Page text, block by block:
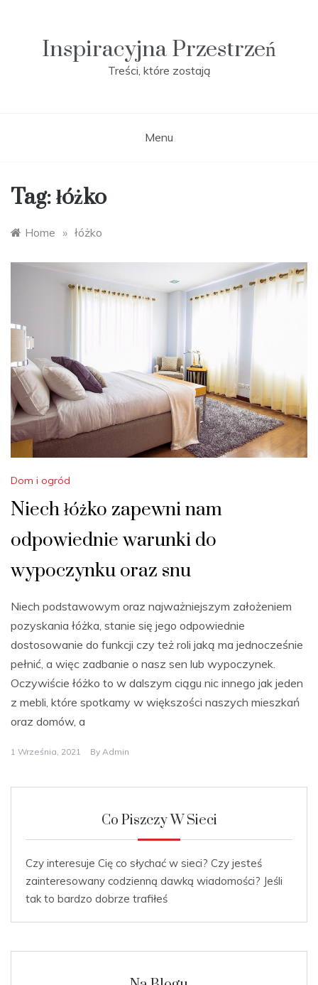
Inspiracyjna Przestrzeń
Treści, które zostają
Menu
Tag:łóżko
Home » łóżko
Dom i ogród
Niech łóżko zapewni nam
odpowiednie warunki do
wypoczynku oraz snu
Niech podstawowym oraz najważniejszym założeniem
pozyskania łóżka, stanie się jego odpowiednie
dostosowanie do funkcji czy też roli jaką ma jednocześnie
pełnić, a więc zadbanie o nasz sen lub wypoczynek.
Oczywiście łóżko to w dalszym ciągu nic innego jak jeden
z mebli, które spotkamy w większości naszych mieszkań
oraz domów, a
1 Września, 2021 By Admin
Co Piszczy W Sieci
Czy interesuje Cię co słychać w sieci? Czy jesteś
zainteresowany codzienną dawką wiadomości? Jeśli
tak to bardzo dobrze trafiłeś